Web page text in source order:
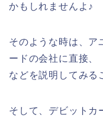
かもしれませんよ♪
そのような時は、ア
ードの会社に直接、
などを説明してみる
そして、デビットカ